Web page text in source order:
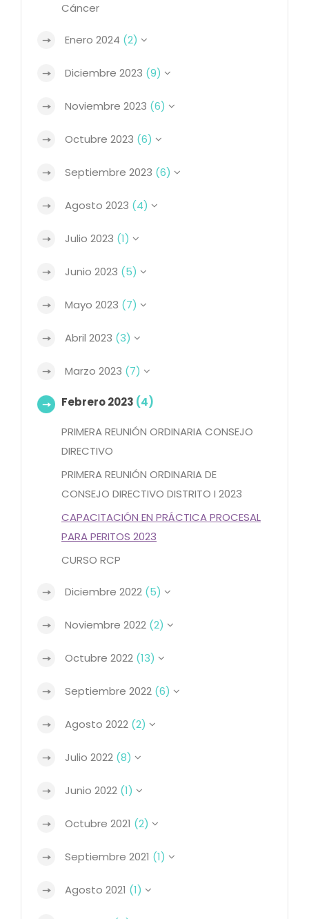
Cáncer
Enero 2024 (2)
Diciembre 2023 (9)
Noviembre 2023 (6)
Octubre 2023 (6)
Septiembre 2023 (6)
Agosto 2023 (4)
Julio 2023 (1)
Junio 2023 (5)
Mayo 2023 (7)
Abril 2023 (3)
Marzo 2023 (7)
Febrero 2023 (4)
PRIMERA REUNIÓN ORDINARIA CONSEJO
DIRECTIVO
PRIMERA REUNIÓN ORDINARIA DE
CONSEJO DIRECTIVO DISTRITO I 2023
CAPACITACIÓN EN PRÁCTICA PROCESAL
PARA PERITOS 2023
CURSO RCP
Diciembre 2022 (5)
Noviembre 2022 (2)
Octubre 2022 (13)
Septiembre 2022 (6)
Agosto 2022 (2)
Julio 2022 (8)
Junio 2022 (1)
Octubre 2021 (2)
Septiembre 2021 (1)
Agosto 2021 (1)